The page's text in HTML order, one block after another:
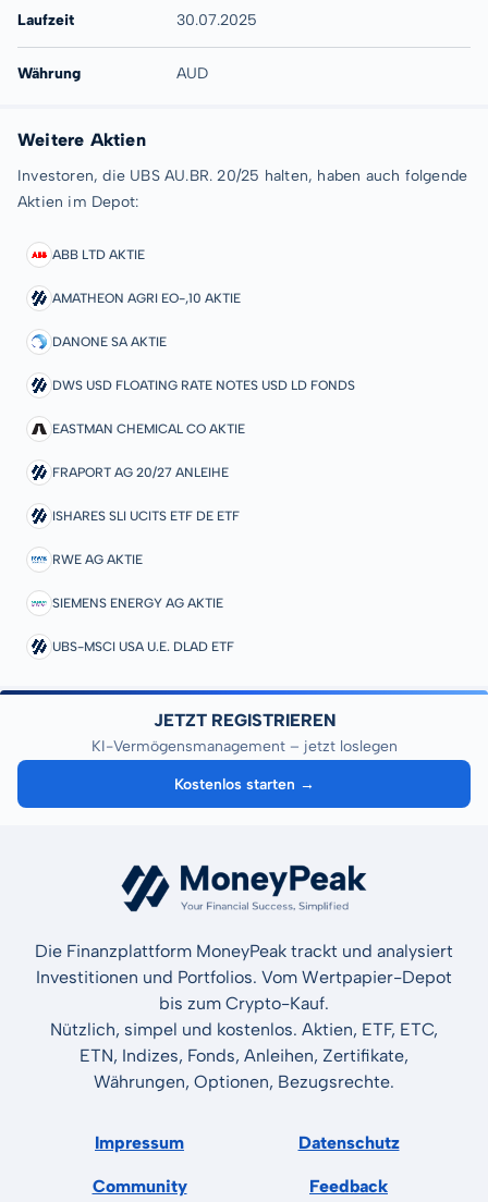
Laufzeit 30.07.2025
Währung AUD
Weitere Aktien
Investoren, die UBS AU.BR. 20/25 halten, haben auch folgende
Aktien im Depot:
ABB LTD AKTIE
AMATHEON AGRI EO-,10 AKTIE
DANONE SA AKTIE
DWS USD FLOATING RATE NOTES USD LD FONDS
EASTMAN CHEMICAL CO AKTIE
FRAPORT AG 20/27 ANLEIHE
ISHARES SLI UCITS ETF DE ETF
RWE AG AKTIE
SIEMENS ENERGY AG AKTIE
UBS-MSCI USA U.E. DLAD ETF
JETZT REGISTRIEREN
KI-Vermögensmanagement – jetzt loslegen
Kostenlos starten →
Die Finanzplattform MoneyPeak trackt und analysiert
Investitionen und Portfolios. Vom Wertpapier-Depot
bis zum Crypto-Kauf.
Nützlich, simpel und kostenlos. Aktien, ETF, ETC,
ETN, Indizes, Fonds, Anleihen, Zertifikate,
Währungen, Optionen, Bezugsrechte.
Impressum Datenschutz
Community Feedback